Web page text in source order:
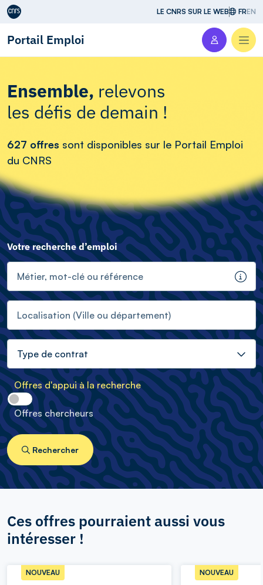
Aller au contenu LE CNRS SUR LE WEB FREN
Portail Emploi
Ensemble, relevons
les défis de demain !
627 offres sont disponibles sur le Portail Emploi
du CNRS
Votre recherche d’emploi
Info
Type de contrat
Offres d'appui à la recherche
Offres chercheurs
Rechercher
Ces offres pourraient aussi vous
intéresser !
NOUVEAU NOUVEAU